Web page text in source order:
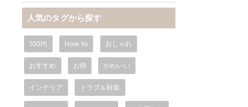
人気のタグから探す
100均 How to おしゃれ
おすすめ お得 かわいい
インテリア トラブル対策